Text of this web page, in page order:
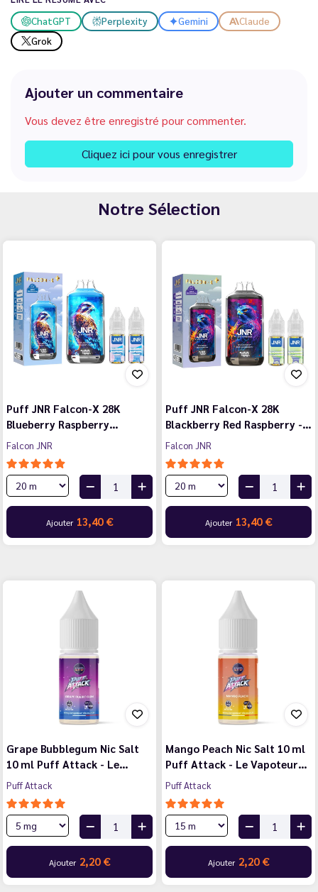
ChatGPT Perplexity Gemini
Claude
Grok
Ajouter un commentaire
Vous devez être enregistré pour commenter.
Cliquez ici pour vous enregistrer
Notre Sélection
Puff JNR Falcon-X 28K
Blueberry Raspberry…
Falcon JNR
Ajouter 13,40 €
Puff JNR Falcon-X 28K
Blackberry Red Raspberry -…
Falcon JNR
Ajouter 13,40 €
Grape Bubblegum Nic Salt
10 ml Puff Attack - Le…
Puff Attack
Ajouter 2,20 €
Mango Peach Nic Salt 10 ml
Puff Attack - Le Vapoteur…
Puff Attack
Ajouter 2,20 €